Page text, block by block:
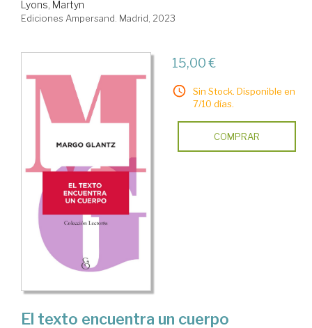
Lyons, Martyn
Ediciones Ampersand. Madrid, 2023
15,00 €
Sin Stock. Disponible en
7/10 días.
COMPRAR
El texto encuentra un cuerpo